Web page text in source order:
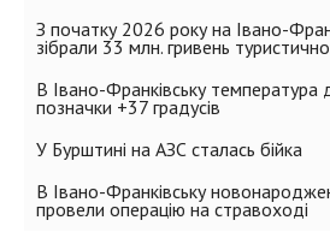
З початку 2026 року на Івано-
зібрали 33 млн. гривень
В Івано-Франківську температура
позначки +37 градусів
У Бурштині на АЗС сталась бійка
В Івано-Франківську
провели операцію на стравоході